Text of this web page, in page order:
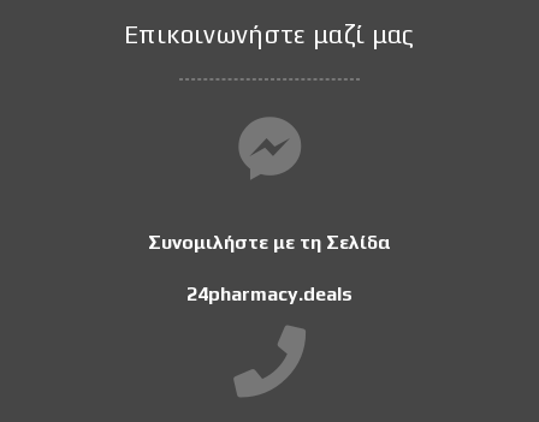
Επικοινωνήστε μαζί μας
Συνομιλήστε με τη Σελίδα
24pharmacy.deals